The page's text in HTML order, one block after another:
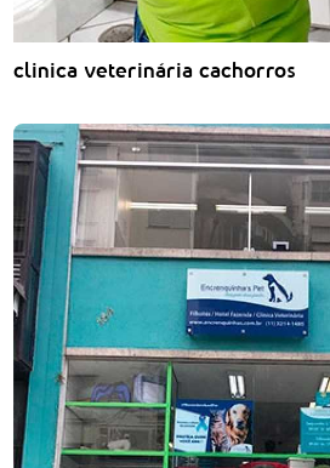
clinica veterinária cachorros